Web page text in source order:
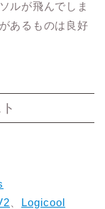
ルが飛んでしま
あるものは良好
Logicool